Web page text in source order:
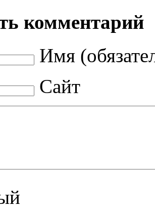
комментарий
Имя
Сайт